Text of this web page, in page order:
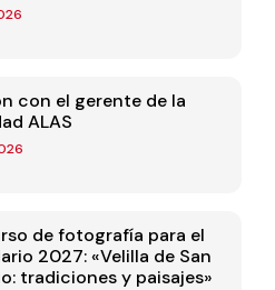
con el gerente de la
ALAS
de fotografía para el
2027: «Velilla de San
tradiciones y paisajes»